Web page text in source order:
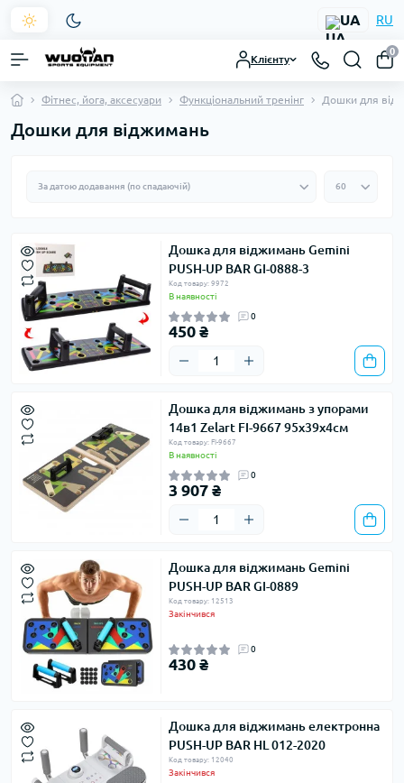
UA RU
Клієнту
0
Фітнес, йога, аксесуари Функціональний тренінг Дошки для
Дошки для віджимань
Дошка для віджимань Gemini
PUSH-UP BAR GI-0888-3
Код товару: 9972
В наявності
0
450 ₴
Дошка для віджимань з упорами
14в1 Zelart FI-9667 95x39х4см
Код товару: FI-9667
В наявності
0
3 907 ₴
Дошка для віджимань Gemini
PUSH-UP BAR GI-0889
Код товару: 12513
Закінчився
0
430 ₴
Дошка для віджимань електронна
PUSH-UP BAR HL 012-2020
Код товару: 12040
Закінчився